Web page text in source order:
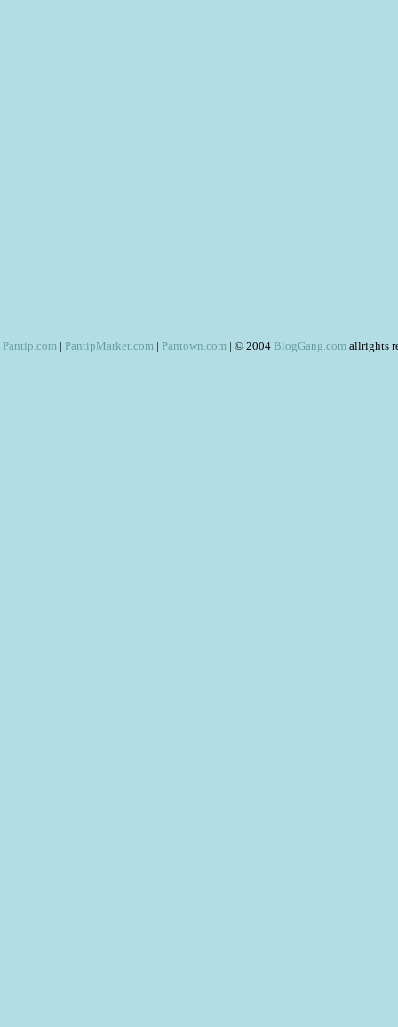
Pantip.com | PantipMarket.com | Pantown.com | © 2004 BlogGang.com allrights